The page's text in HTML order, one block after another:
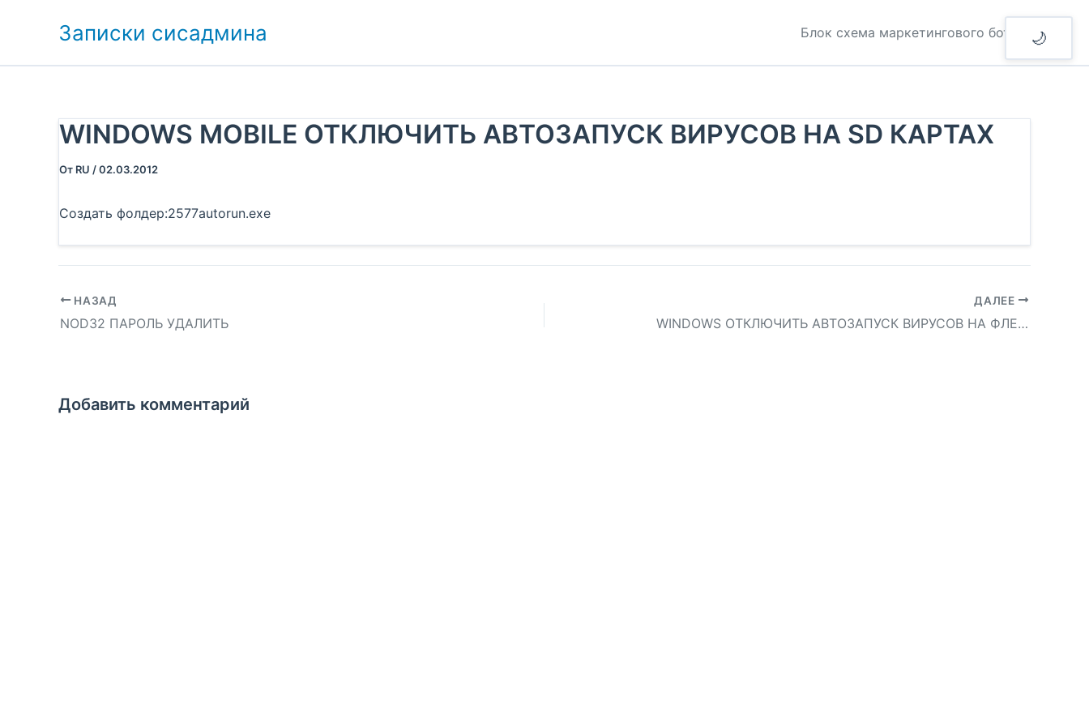
🌙
Записки сисадмина Блок схема маркетингового бота
WINDOWS MOBILE ОТКЛЮЧИТЬ АВТОЗАПУСК ВИРУСОВ НА SD КАРТАХ
От RU /02.03.2012
Создать фолдер:2577autorun.exe
НАЗАД
NOD32 ПАРОЛЬ УДАЛИТЬ
ДАЛЕЕ
WINDOWS ОТКЛЮЧИТЬ АВТОЗАПУСК ВИРУСОВ НА ФЛЕШКАХ И НА КАРТАХ ПАМЯТИ
Добавить комментарий